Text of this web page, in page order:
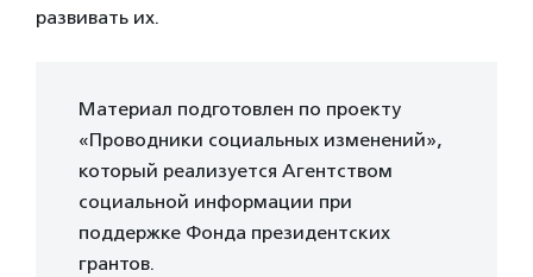
развивать их.
Материал подготовлен по проекту
«Проводники социальных изменений»,
который реализуется Агентством
социальной информации при
поддержке Фонда президентских
грантов.